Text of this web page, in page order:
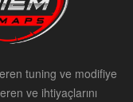
tuning ve modifiye
ve ihtiyaçlarını